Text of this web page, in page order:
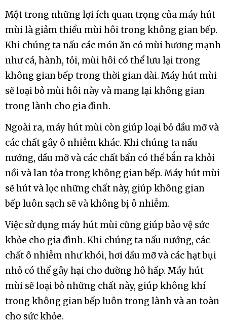
Một trong những lợi ích quan trọng của máy hút
mùi là giảm thiểu mùi hôi trong không gian bếp.
Khi chúng ta nấu các món ăn có mùi hương mạnh
như cá, hành, tỏi, mùi hôi có thể lưu lại trong
không gian bếp trong thời gian dài. Máy hút mùi
sẽ loại bỏ mùi hôi này và mang lại không gian
trong lành cho gia đình.
Ngoài ra, máy hút mùi còn giúp loại bỏ dầu mỡ và
các chất gây ô nhiễm khác. Khi chúng ta nấu
nướng, dầu mỡ và các chất bẩn có thể bắn ra khỏi
nồi và lan tỏa trong không gian bếp. Máy hút mùi
sẽ hút và lọc những chất này, giúp không gian
bếp luôn sạch sẽ và không bị ô nhiễm.
Việc sử dụng máy hút mùi cũng giúp bảo vệ sức
khỏe cho gia đình. Khi chúng ta nấu nướng, các
chất ô nhiễm như khói, hơi dầu mỡ và các hạt bụi
nhỏ có thể gây hại cho đường hô hấp. Máy hút
mùi sẽ loại bỏ những chất này, giúp không khí
trong không gian bếp luôn trong lành và an toàn
cho sức khỏe.